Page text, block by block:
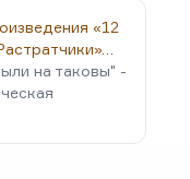
«12
на таковы" -